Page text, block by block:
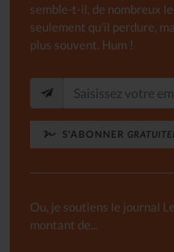
semble-t-il, de nombreux
seulement qu'il perdure,
plus souvent. Hum !
S'ABONNER
Ou, je soutiens le journal
montant de...